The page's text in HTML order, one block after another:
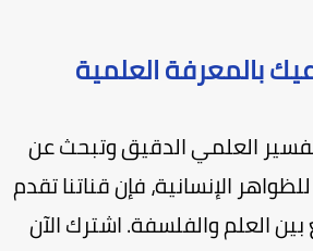
بالمعرفة العلمية
العلمي الدقيق وتبحث عن
الإنسانية، فإن قناتنا تقدم
العلم والفلسفة. اشترك الآن